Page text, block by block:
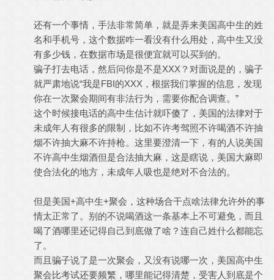
还有一个事情，手法非常简单，就是弄来美国高中生的姓
名和手机号，这个数据咋一看没有什么用处，高中生又没
有多少钱，在数据市场是很便宜就可以买到的。
骗子打去电话，然后问你是不是XXX？对面说是的，骗子
就严肃地说“我是FBI的XXX，根据我们掌握的信息，发现
你在一次聚会期间有非法行为，需要你配合调查。”
这个时候接电话的高中生估计就吓傻了，美国的法律对于
未成年人有很多的限制，比如不许考驾照不许喝酒不许抽
烟不许抽大麻不许持枪。这里要澄清一下，有的人说美国
不许高中生烟酒但是合法抽大麻，这是瞎说，美国大麻即
使合法化的地方，未成年人吸也是绝对不合法的。
但是美国+高中生+聚会，这种场合干点啥法律允许外的事
情太正常了。别的不说喝酒这一条基本上不可避免，而且
喝了酒哪里还记得自己到底做了啥？连自己姓什么都能忘
了。
而且骗子说了是一次聚会，又没有说哪一次，美国高中生
聚会比考试还要频繁，哪里能记得清楚，受害人到底是个